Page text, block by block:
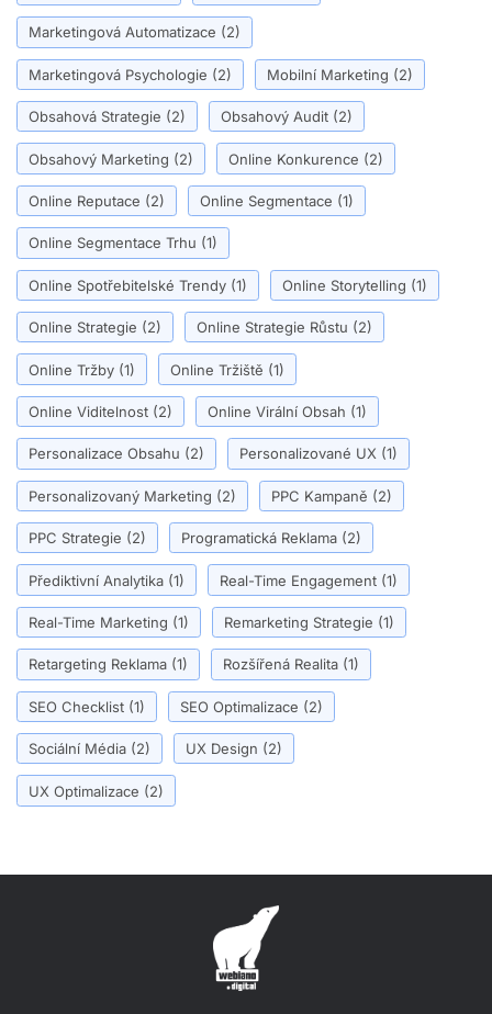
Marketingová Automatizace (2)
Marketingová Psychologie (2) Mobilní Marketing (2)
Obsahová Strategie (2) Obsahový Audit (2)
Obsahový Marketing (2) Online Konkurence (2)
Online Reputace (2) Online Segmentace (1)
Online Segmentace Trhu (1)
Online Spotřebitelské Trendy (1) Online Storytelling (1)
Online Strategie (2) Online Strategie Růstu (2)
Online Tržby (1) Online Tržiště (1)
Online Viditelnost (2) Online Virální Obsah (1)
Personalizace Obsahu (2) Personalizované UX (1)
Personalizovaný Marketing (2) PPC Kampaně (2)
PPC Strategie (2) Programatická Reklama (2)
Přediktivní Analytika (1) Real-Time Engagement (1)
Real-Time Marketing (1) Remarketing Strategie (1)
Retargeting Reklama (1) Rozšířená Realita (1)
SEO Checklist (1) SEO Optimalizace (2)
Sociální Média (2) UX Design (2)
UX Optimalizace (2)